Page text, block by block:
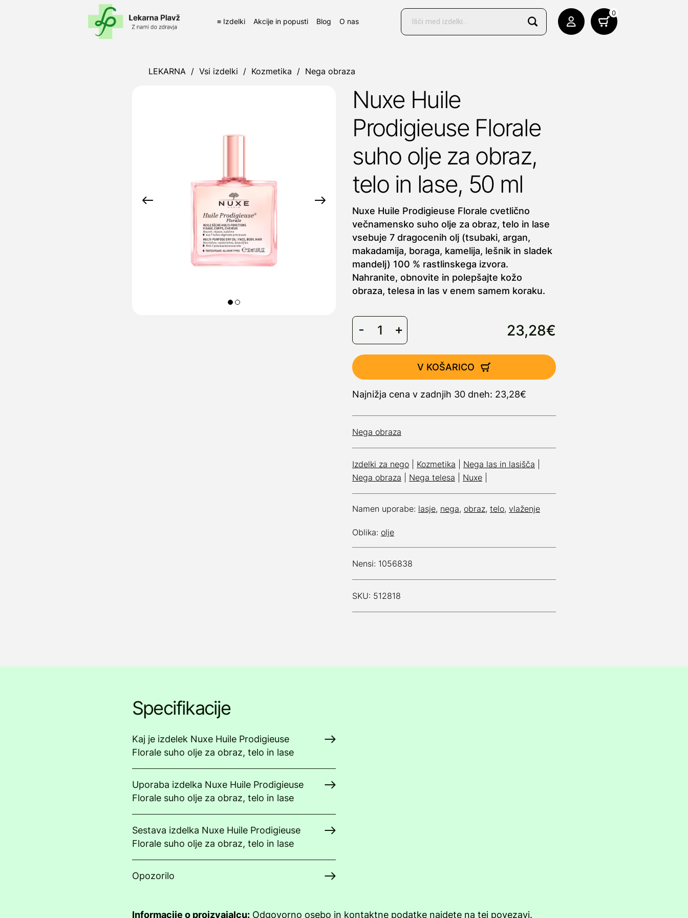
≡ Izdelki Akcije in popusti Blog O nas
Products
search
0
LEKARNA / Vsi izdelki / Kozmetika / Nega obraza
Nuxe Huile
Prodigieuse Florale
suho olje za obraz,
telo in lase, 50 ml
Nuxe Huile Prodigieuse Florale cvetlično
večnamensko suho olje za obraz, telo in lase
vsebuje 7 dragocenih olj (tsubaki, argan,
makadamija, boraga, kamelija, lešnik in sladek
mandelj) 100 % rastlinskega izvora.
Nahranite, obnovite in polepšajte kožo
obraza, telesa in las v enem samem koraku.
23,28€
V KOŠARICO
Najnižja cena v zadnjih 30 dneh: 23,28€
Nega obraza
Izdelki za nego Kozmetika Nega las in lasišča
Nega obraza
Nega telesa Nuxe
Namen uporabe: lasje, nega, obraz, telo, vlaženje
Oblika: olje
Nensi: 1056838
SKU: 512818
Specifikacije
Kaj je izdelek Nuxe Huile Prodigieuse
Florale suho olje za obraz, telo in lase
Uporaba izdelka Nuxe Huile Prodigieuse
Florale suho olje za obraz, telo in lase
Sestava izdelka Nuxe Huile Prodigieuse
Florale suho olje za obraz, telo in lase
Opozorilo
Informacije o proizvajalcu: Odgovorno osebo in kontaktne podatke najdete na tej povezavi.